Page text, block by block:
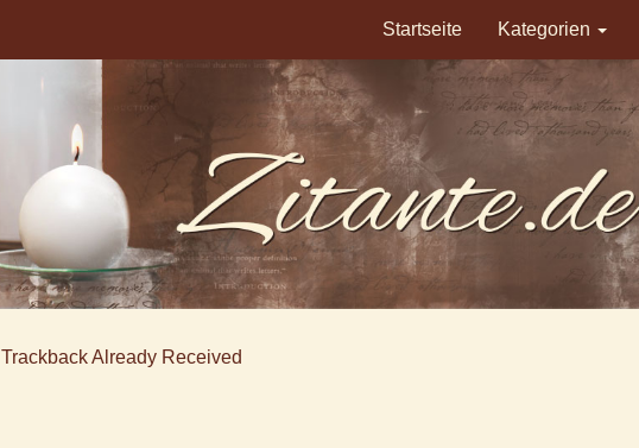
Startseite Kategorien
Trackback Already Received